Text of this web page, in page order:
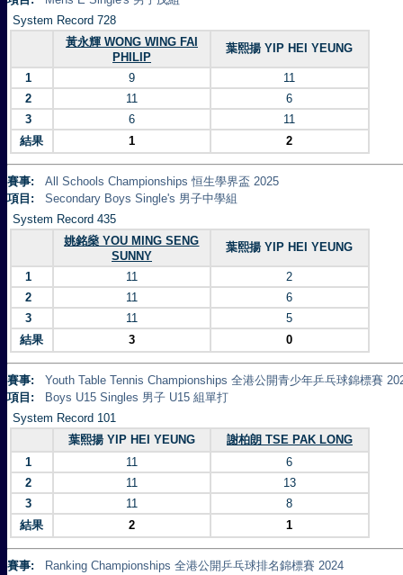
System Record 728
黃永輝 WONG WING FAI
PHILIP
葉熙揚 YIP HEI YEUNG
1 9
11
2
11
6
3
6
11
結果
1 2
賽事:
All Schools Championships 恒生學界盃 2025
項目:
Secondary Boys Single's 男子中學組
System Record 435
姚銘燊 YOU MING SENG
SUNNY
葉熙揚 YIP HEI YEUNG
1 11
2
2
11
6
3
11
5
結果
3 0
賽事:
Youth Table Tennis Championships 全港公開青少年乒乓球錦標賽
項目:
Boys U15 Singles 男子 U15 組單打
System Record 101
葉熙揚 YIP HEI YEUNG
謝柏朗 TSE PAK LONG
1
11
6
2
11
13
3
11
8
結果
2 1
賽事:
Ranking Championships 全港公開乒乓球排名錦標賽 2024